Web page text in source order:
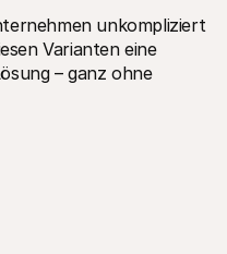
unkompliziert
Varianten eine
– ganz ohne